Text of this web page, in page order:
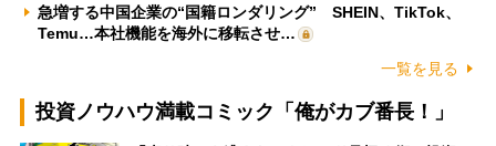
急増する中国企業の“国籍ロンダリング” SHEIN、TikTok、
Temu…本社機能を海外に移転させ…
一覧を見る
投資ノウハウ満載コミック「俺がカブ番長！」